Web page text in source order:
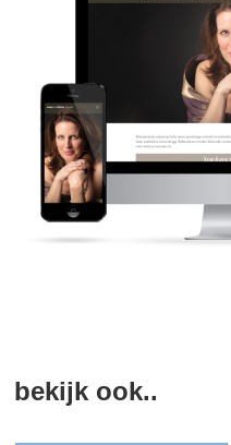
bekijk ook..